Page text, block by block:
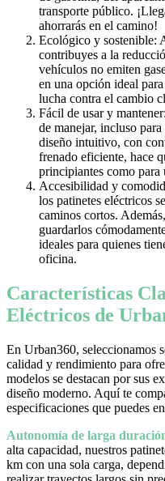
transporte público.
ahorrarás en el camino!
Ecológico y sostenible:
contribuyes a la
vehículos no emiten
en una opción ideal
lucha contra el cambio
Fácil de usar y
de manejar, incluso
diseño intuitivo, con
frenado eficiente, hace
principiantes como para
Accesibilidad y
los patinetes eléctricos
caminos cortos.
guardarlos
ideales para quienes
oficina.
Características
Eléctricos de
En Urban360, seleccionamos
calidad y rendimiento para
modelos se destacan por sus
diseño moderno. Aquí te
especificaciones que puedes
Autonomía de larga
alta capacidad, nuestros
km con una sola carga,